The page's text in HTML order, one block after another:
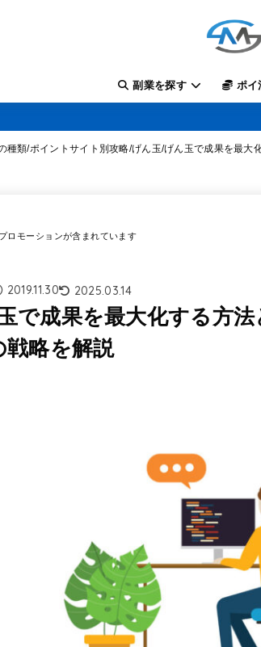
副業を探す ポ
種類 ポイントサイト別攻略 げん玉 げん玉で成果を最大
ロモーションが含まれています
2019.11.30 2025.03.14
で成果を最大化する方
戦略を解説